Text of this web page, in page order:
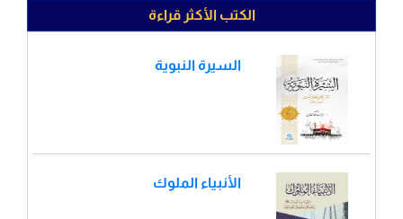
الكتب الأكثر قراءة
السيرة النبوية
الأنبياء الملوك